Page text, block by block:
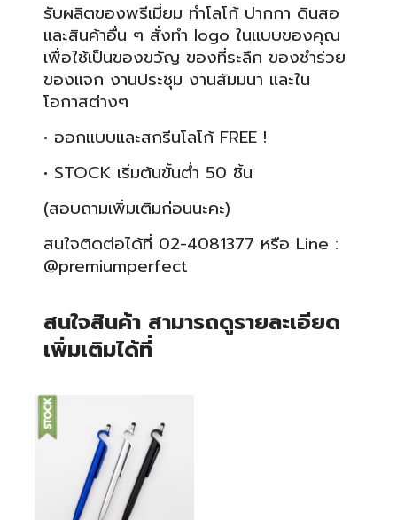
รับผลิตของพรีเมี่ยม ทำโลโก้ ปากกา ดินสอ
และสินค้าอื่น ๆ สั่งทำ logo ในแบบของคุณ
เพื่อใช้เป็นของขวัญ ของที่ระลึก ของชำร่วย
ของแจก งานประชุม งานสัมมนา และใน
โอกาสต่างๆ
• ออกแบบและสกรีนโลโก้ FREE !
• STOCK เริ่มต้นขั้นต่ำ 50 ชิ้น
(สอบถามเพิ่มเติมก่อนนะคะ)
สนใจติดต่อได้ที่ 02-4081377 หรือ Line :
@premiumperfect
สนใจสินค้า สามารถดูรายละเอียด
เพิ่มเติมได้ที่